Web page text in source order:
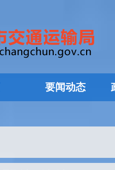
要闻动态